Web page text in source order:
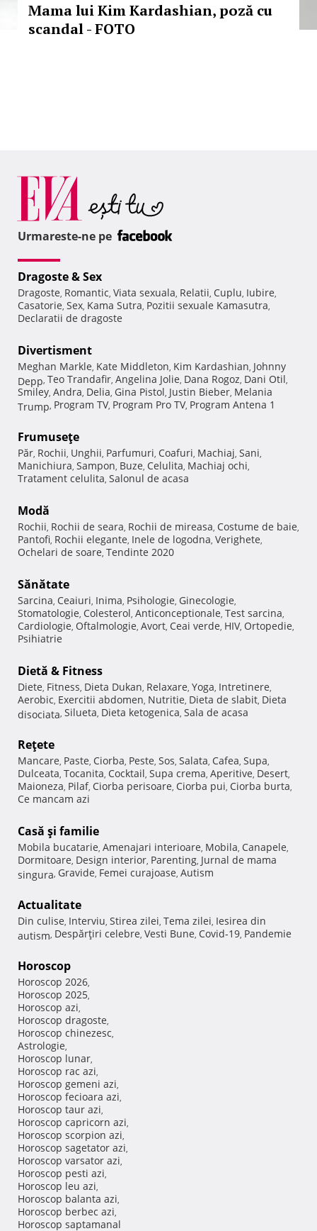
Mama lui Kim Kardashian, poză cu
scandal - FOTO
Urmareste-ne pe
Dragoste & Sex
Dragoste, Romantic, Viata sexuala, Relatii, Cuplu, Iubire,
Casatorie, Sex, Kama Sutra, Pozitii sexuale Kamasutra,
Declaratii de dragoste
Divertisment
Meghan Markle, Kate Middleton, Kim Kardashian, Johnny
Depp, Teo Trandafir, Angelina Jolie, Dana Rogoz, Dani Otil,
Smiley, Andra, Delia, Gina Pistol, Justin Bieber, Melania
Trump, Program TV, Program Pro TV, Program Antena 1
Frumuseţe
Păr, Rochii, Unghii, Parfumuri, Coafuri, Machiaj, Sani,
Manichiura, Sampon, Buze, Celulita, Machiaj ochi,
Tratament celulita, Salonul de acasa
Modă
Rochii, Rochii de seara, Rochii de mireasa, Costume de baie,
Pantofi, Rochii elegante, Inele de logodna, Verighete,
Ochelari de soare, Tendinte 2020
Sănătate
Sarcina, Ceaiuri, Inima, Psihologie, Ginecologie,
Stomatologie, Colesterol, Anticonceptionale, Test sarcina,
Cardiologie, Oftalmologie, Avort, Ceai verde, HIV, Ortopedie,
Psihiatrie
Dietă & Fitness
Diete, Fitness, Dieta Dukan, Relaxare, Yoga, Intretinere,
Aerobic, Exercitii abdomen, Nutritie, Dieta de slabit, Dieta
disociata, Silueta, Dieta ketogenica, Sala de acasa
Reţete
Mancare, Paste, Ciorba, Peste, Sos, Salata, Cafea, Supa,
Dulceata, Tocanita, Cocktail, Supa crema, Aperitive, Desert,
Maioneza, Pilaf, Ciorba perisoare, Ciorba pui, Ciorba burta,
Ce mancam azi
Casă şi familie
Mobila bucatarie, Amenajari interioare, Mobila, Canapele,
Dormitoare, Design interior, Parenting, Jurnal de mama
singura, Gravide, Femei curajoase, Autism
Actualitate
Din culise, Interviu, Stirea zilei, Tema zilei, Iesirea din
autism, Despărţiri celebre, Vesti Bune, Covid-19, Pandemie
Horoscop
Horoscop 2026,
Horoscop 2025,
Horoscop azi,
Horoscop dragoste,
Horoscop chinezesc,
Astrologie,
Horoscop lunar,
Horoscop rac azi,
Horoscop gemeni azi,
Horoscop fecioara azi,
Horoscop taur azi,
Horoscop capricorn azi,
Horoscop scorpion azi,
Horoscop sagetator azi,
Horoscop varsator azi,
Horoscop pesti azi,
Horoscop leu azi,
Horoscop balanta azi,
Horoscop berbec azi,
Horoscop saptamanal